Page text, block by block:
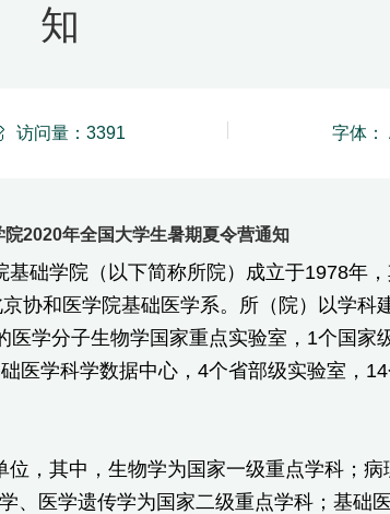
知
访问量： 3391 字体：
2020年全国大学生暑期夏令营通知
础学院（以下简称所院）成立于1978年
协和医学院基础医学系。所（院）以学科
学分子生物学国家重点实验室，1个国家
医学科学数据中心，4个省部级实验室，
，其中，生物学为国家一级重点学科；病
、医学遗传学为国家二级重点学科；基础